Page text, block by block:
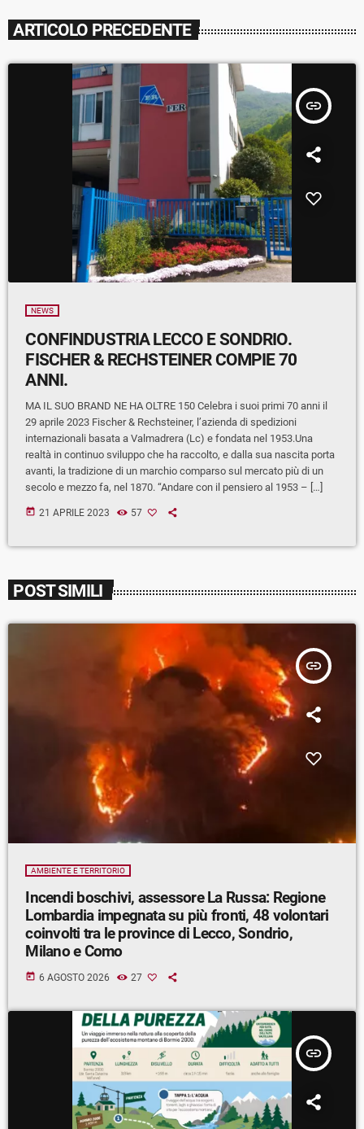
ARTICOLO PRECEDENTE
insert_link
NEWS
CONFINDUSTRIA LECCO E SONDRIO.
FISCHER & RECHSTEINER COMPIE 70
ANNI.
MA IL SUO BRAND NE HA OLTRE 150 Celebra i suoi primi 70 anni il
29 aprile 2023 Fischer & Rechsteiner, l’azienda di spedizioni
internazionali basata a Valmadrera (Lc) e fondata nel 1953.Una
realtà in continuo sviluppo che ha raccolto, e dalla sua nascita porta
avanti, la tradizione di un marchio comparso sul mercato più di un
secolo e mezzo fa, nel 1870. “Andare con il pensiero al 1953 – […]
today 21 APRILE 2023 57
POST SIMILI
insert_link
AMBIENTE E TERRITORIO
Incendi boschivi, assessore La Russa: Regione
Lombardia impegnata su più fronti, 48 volontari
coinvolti tra le province di Lecco, Sondrio,
Milano e Como
today 6 AGOSTO 2026 27
insert_link